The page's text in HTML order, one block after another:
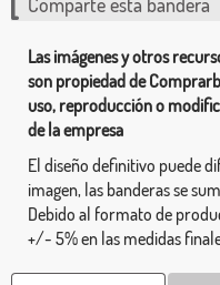
Las imágenes y otros
son propiedad de
uso, reproducción o
de la empresa
El diseño definitivo puede
imagen, las banderas se
Debido al formato de
+/- 5% en las medidas